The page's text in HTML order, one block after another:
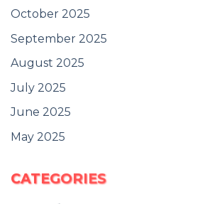
October 2025
September 2025
August 2025
July 2025
June 2025
May 2025
CATEGORIES